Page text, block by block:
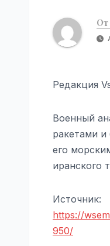
От
Редакция
Военный
ракетами
его
иранского
Источник:
https://
950/